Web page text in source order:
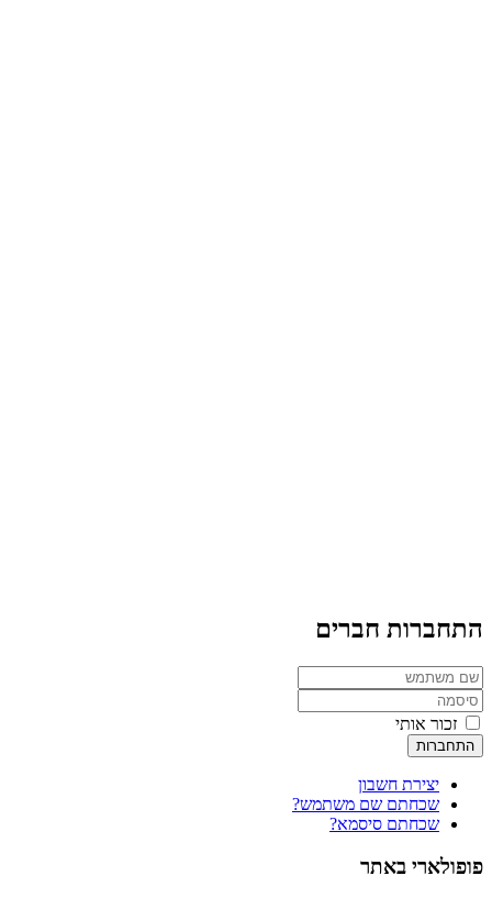
התחברות חברים
זכור אותי
התחברות
יצירת חשבון
שכחתם שם משתמש?
שכחתם סיסמא?
פופולארי באתר